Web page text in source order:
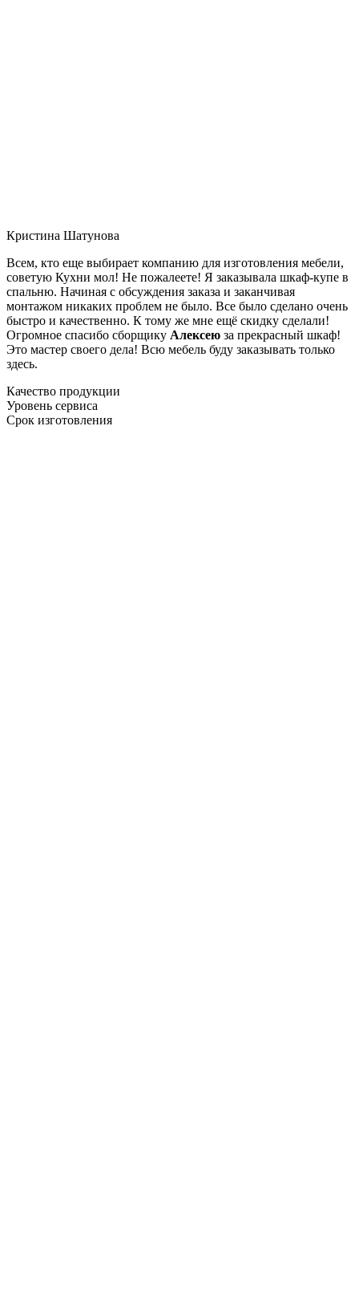
Кристина Шатунова
Всем, кто еще выбирает компанию для изготовления мебели,
советую Кухни мол! Не пожалеете! Я заказывала шкаф-купе в
спальню. Начиная с обсуждения заказа и заканчивая
монтажом никаких проблем не было. Все было сделано очень
быстро и качественно. К тому же мне ещё скидку сделали!
Огромное спасибо сборщику Алексею за прекрасный шкаф!
Это мастер своего дела! Всю мебель буду заказывать только
здесь.
Качество продукции
Уровень сервиса
Срок изготовления